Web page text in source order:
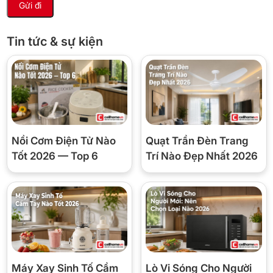
*Hình ảnh chỉ mang tính chất minh họa
Công nghệ tiết kiệm điện
– Máy được trang bịOrigin Inverter , công nghệ biến tần hiện đại
giúp máy vận hành êm ái, giảm rung ồn, tiết kiệm điện hiệu quả
và kéo dài tuổi thọ động cơ, phù hợp với nhu cầu sử dụng thường
xuyên.
Tin tức & sự kiện
Nồi Cơm Điện Tử Nào
Tốt 2026 — Top 6
Quạt Trần Đèn Trang
Trí Nào Đẹp Nhất 2026
Máy Xay Sinh Tố Cầm
Lò Vi Sóng Cho Người